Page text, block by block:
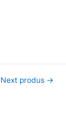
Next produs →